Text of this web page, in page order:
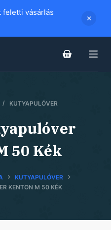
feletti vásárlás
KUTYAPULÓVER
50 Kék
KUTYAPULÓVER
KENTON M 50 KÉK